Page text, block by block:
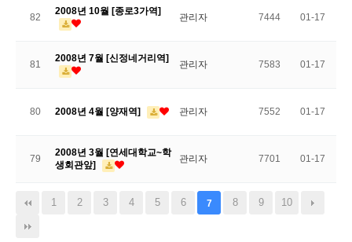
82
2008년 10월 [종로3가역]
관리자 7444 01-17
81
2008년 7월 [신정네거리역]
관리자 7583 01-17
80 2008년 4월 [양재역] 관리자 7552 01-17
79
2008년 3월 [연세대학교~학
생회관앞]
관리자 7701 01-17
1 2 3 4 5 6 7 8 9 10